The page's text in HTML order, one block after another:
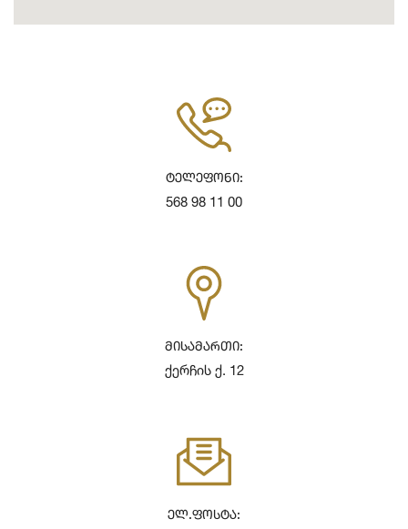
Ტელეფონი:
568 98 11 00
Მისამართი:
ქერჩის ქ. 12
Ელ.ფოსტა: